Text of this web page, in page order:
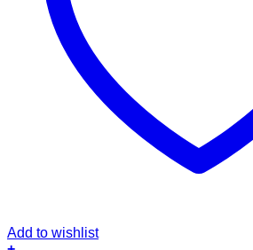
Add to wishlist